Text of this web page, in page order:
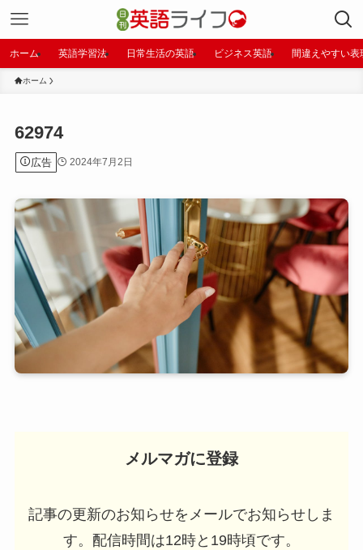
ホーム 英語学習法 日常生活の英語 ビジネス英語 間違えやすい表
ホーム
62974
広告 2024年7月2日
メルマガに登録
記事の更新のお知らせをメールでお知らせしま
す。配信時間は12時と19時頃です。